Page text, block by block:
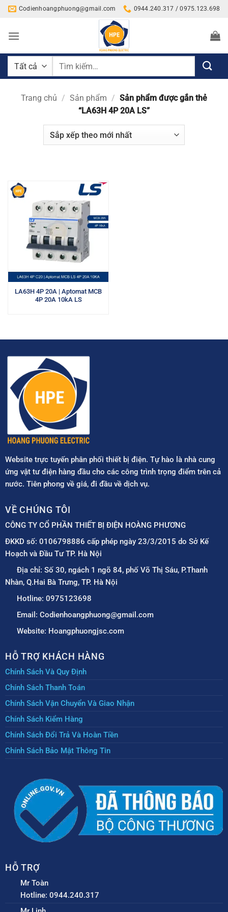
Bỏ
nội
Codienhoangphuong@gmail.com 0944.240.317 / 0975.123.698
Tìm
Trang chủ / Sản phẩm / Sản phẩm được gắn thẻ
“LA63H 4P 20A LS”
LA63H 4P 20A | Aptomat MCB
4P 20A 10kA LS
Website trực tuyến phân phối thiết bị điện. Tự hào là nhà cung
ứng vật tư điện hàng đầu cho các công trình trọng điểm trên cả
nước. Tiên phong về giá, đi đầu về dịch vụ.
VỀ CHÚNG TÔI
CÔNG TY CỔ PHẦN THIẾT BỊ ĐIỆN HOÀNG PHƯƠNG
ĐKKD số: 0106798886 cấp phép ngày 23/3/2015 do Sở Kế
Hoạch và Đầu Tư TP. Hà Nội
Địa chỉ: Số 30, ngách 1 ngõ 84, phố Võ Thị Sáu, P.Thanh
Nhàn, Q.Hai Bà Trưng, TP. Hà Nội
Hotline: 0975123698
Email: Codienhoangphuong@gmail.com
Website: Hoangphuongjsc.com
HỖ TRỢ KHÁCH HÀNG
Chính Sách Và Quy Định
Chính Sách Thanh Toán
Chính Sách Vận Chuyển Và Giao Nhận
Chính Sách Kiểm Hàng
Chính Sách Đổi Trả Và Hoàn Tiền
Chính Sách Bảo Mật Thông Tin
HỖ TRỢ
Mr Toàn
Hotline: 0944.240.317